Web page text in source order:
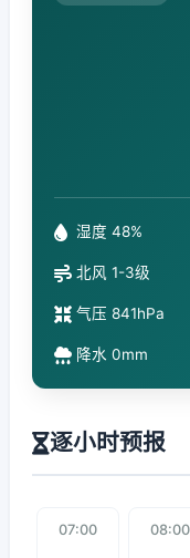
湿度 48%
北风 1-3级
气压 841hPa
降水 0mm
逐小时预报
07:00 08:00